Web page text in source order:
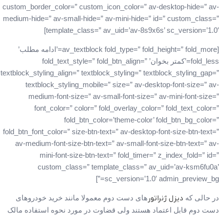
custom_border_color=” custom_icon_color=” av-desktop-hide=” av-
medium-hide=” av-small-hide=” av-mini-hide=” id=” custom_class=”
template_class=” av_uid=’av-8s9x6s’ sc_version=’1.0′]
[av_textblock fold_type=” fold_height=” fold_more=’ادامه مطلب’
fold_less=’کمتر بخوان’ fold_text_style=” fold_btn_align=”
textblock_styling_align=” textblock_styling=” textblock_styling_gap=”
textblock_styling_mobile=” size=” av-desktop-font-size=” av-
medium-font-size=” av-small-font-size=” av-mini-font-size=”
font_color=” color=” fold_overlay_color=” fold_text_color=”
fold_btn_color=’theme-color’ fold_btn_bg_color=”
fold_btn_font_color=” size-btn-text=” av-desktop-font-size-btn-text=”
av-medium-font-size-btn-text=” av-small-font-size-btn-text=” av-
mini-font-size-btn-text=” fold_timer=” z_index_fold=” id=”
custom_class=” template_class=” av_uid=’av-ksm6fu0a’
sc_version=’1.0′ admin_preview_bg=”]
در حالی‌ که دیزل ژنراتور های دست دوم معمولا مانند خرید خودروهای
دست دوم قابل اعتماد هستند ولی قضاوت در مورد نحوه استفاده مالک